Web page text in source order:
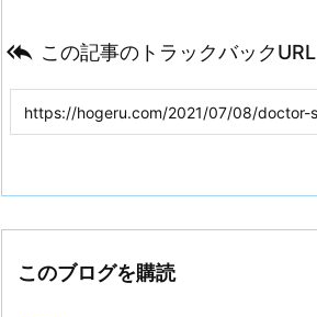
 この記事のトラックバックURL
このブログを購読